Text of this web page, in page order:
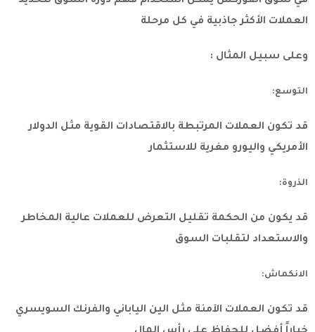
العملات الأكثر جاذبية في كل مرحلة
وعلى سبيل المثال :
التوسع:
قد تكون العملات المرتبطة بالاقتصادات القوية مثل الدولار
الأمريكي واليورو مغرية للاستثمار
الذروة:
قد يكون من الحكمة تقليل التعرض للعملات عالية المخاطر
والاستعداد لتقلبات السوق
الانكماش:
قد تكون العملات الآمنة مثل الين الياباني والفرنك السويسري